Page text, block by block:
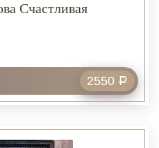
Счастливая
2550 Р